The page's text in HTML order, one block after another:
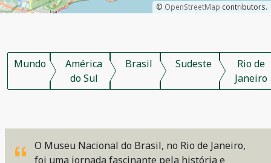
© OpenStreetMap contributors.
Mundo
América
do Sul
Brasil Sudeste
Rio de
Janeiro
O Museu Nacional do Brasil, no Rio de Janeiro,
foi uma jornada fascinante pela história e